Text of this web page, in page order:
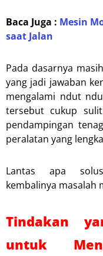
Baca Juga : Mesin
saat Jalan
Pada dasarnya
yang jadi jawaban
mengalami ndut
tersebut cukup
pendampingan
peralatan yang
Lantas apa
kembalinya masalah
Tindakan
untuk